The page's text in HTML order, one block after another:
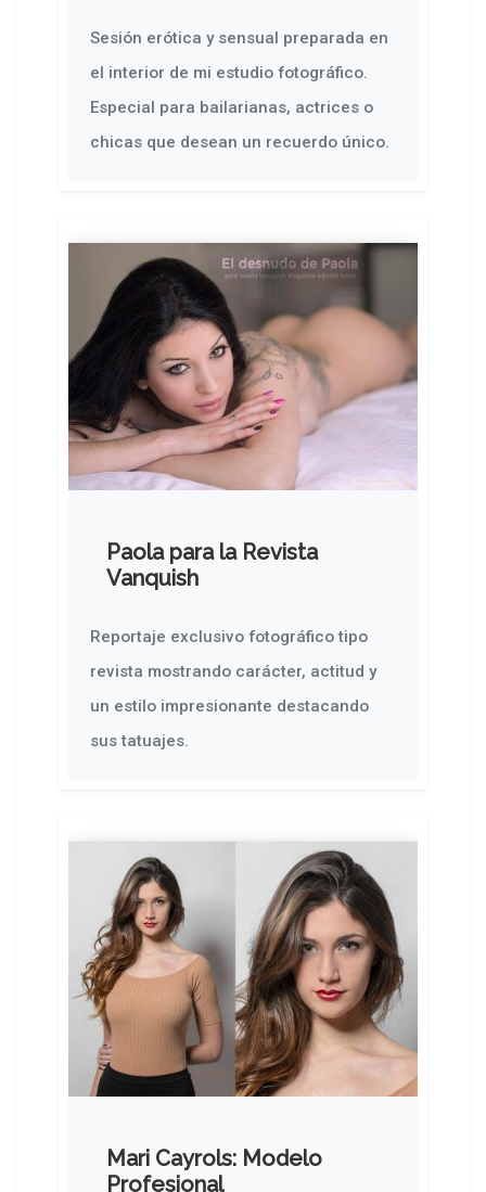
Sesión erótica y sensual preparada en
el interior de mi estudio fotográfico.
Especial para bailarianas, actrices o
chicas que desean un recuerdo único.
Paola para la Revista
Vanquish
Reportaje exclusivo fotográfico tipo
revista mostrando carácter, actitud y
un estilo impresionante destacando
sus tatuajes.
Mari Cayrols: Modelo
Profesional